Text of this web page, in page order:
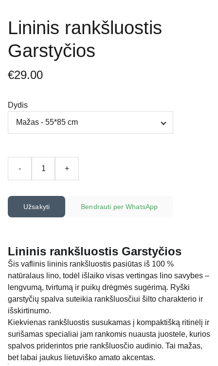
Lininis rankšluostis
Garstyčios
€29.00
Dydis
- +
Užsakyti Bendrauti per WhatsApp
Lininis rankšluostis Garstyčios
Šis vaflinis lininis rankšluostis pasiūtas iš 100 %
natūralaus lino, todėl išlaiko visas vertingas lino savybes –
lengvumą, tvirtumą ir puikų drėgmės sugėrimą. Ryški
garstyčių spalva suteikia rankšluosčiui šilto charakterio ir
išskirtinumo.
Kiekvienas rankšluostis susukamas į kompaktišką ritinėlį ir
surišamas specialiai jam rankomis nuausta juostele, kurios
spalvos priderintos prie rankšluosčio audinio. Tai mažas,
bet labai jaukus lietuviško amato akcentas.